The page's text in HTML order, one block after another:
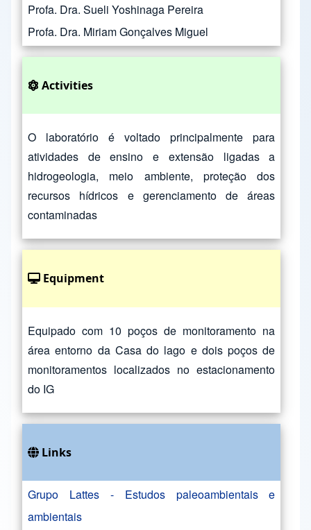
Profa. Dra. Sueli Yoshinaga Pereira
Profa. Dra. Miriam Gonçalves Miguel
Activities
O laboratório é voltado principalmente para
atividades de ensino e extensão ligadas a
hidrogeologia, meio ambiente, proteção dos
recursos hídricos e gerenciamento de áreas
contaminadas
Equipment
Equipado com 10 poços de monitoramento na
área entorno da Casa do lago e dois poços de
monitoramentos localizados no estacionamento
do IG
Links
Grupo Lattes - Estudos paleoambientais e
ambientais